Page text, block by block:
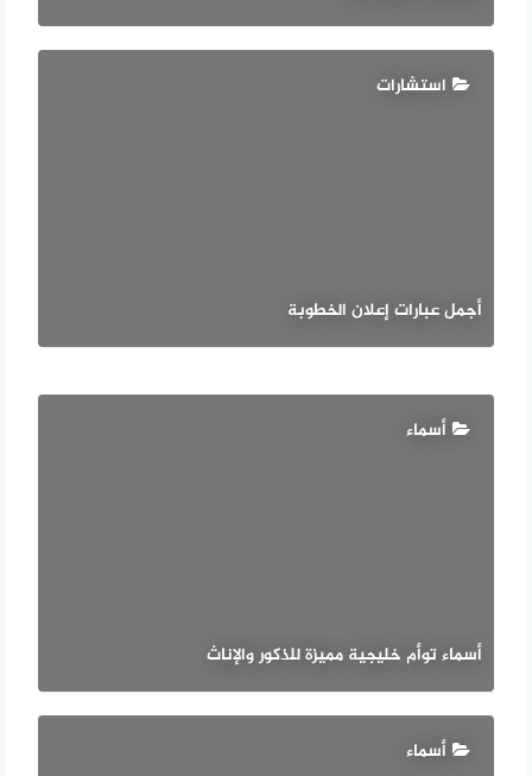
استشارات
أجمل عبارات إعلان الخطوبة
أسماء
أسماء توأم خليجية مميزة للذكور والإناث
أسماء